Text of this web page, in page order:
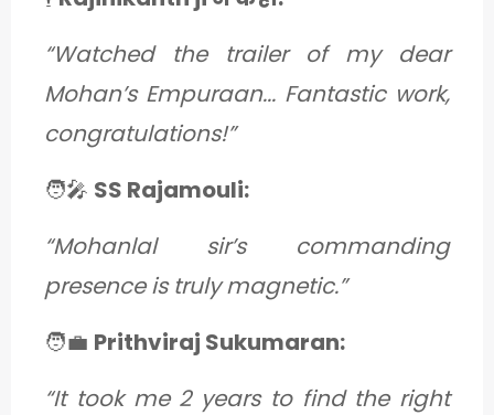
“Watched the trailer of my dear
Mohan’s Empuraan... Fantastic work,
congratulations!”
🧑‍🎤 SS Rajamouli:
“Mohanlal sir’s commanding
presence is truly magnetic.”
🧑‍💼 Prithviraj Sukumaran:
“It took me 2 years to find the right